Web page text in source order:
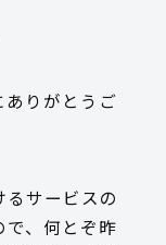
ありがとうご
サービスの
で、何とぞ昨